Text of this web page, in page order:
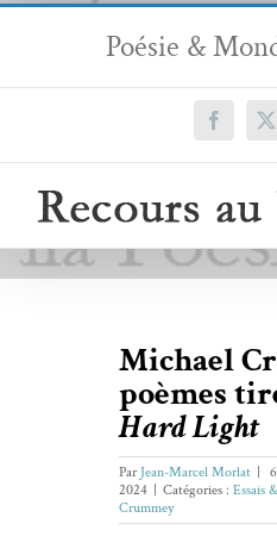
Passer
contenu
Poésie &
Facebook
X
Michael
poèmes
Hard Light
Par Jean-Marcel Morlat
2024
Catégories : Essais
Crummey